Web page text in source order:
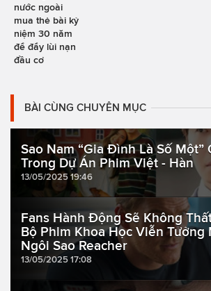
nước ngoài
mua thẻ bài kỷ
niệm 30 năm
để đẩy lùi nạn
đầu cơ
BÀI CÙNG CHUYÊN MỤC
Sao Nam “Gia Đình Là Số Một”
Trong Dự Án Phim Việt - Hàn
13/05/2025 19:46
Fans Hành Động Sẽ Không
Bộ Phim Khoa Học Viễn Tưởng
Ngôi Sao Reacher
13/05/2025 17:08